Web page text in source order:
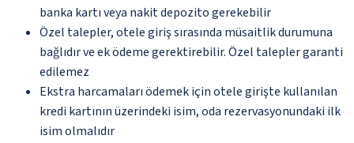
banka kartı veya nakit depozito gerekebilir
Özel talepler, otele giriş sırasında müsaitlik durumuna
bağlıdır ve ek ödeme gerektirebilir. Özel talepler garanti
edilemez
Ekstra harcamaları ödemek için otele girişte kullanılan
kredi kartının üzerindeki isim, oda rezervasyonundaki ilk
isim olmalıdır